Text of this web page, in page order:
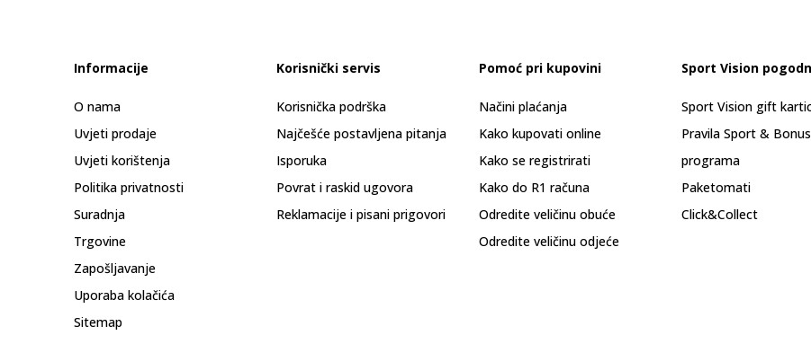
Informacije
O nama
Uvjeti prodaje
Uvjeti korištenja
Politika privatnosti
Suradnja
Trgovine
Zapošljavanje
Uporaba kolačića
Sitemap
Korisnički servis
Korisnička podrška
Najčešće postavljena pitanja
Isporuka
Povrat i raskid ugovora
Reklamacije i pisani prigovori
Pomoć pri kupovini
Načini plaćanja
Kako kupovati online
Kako se registrirati
Kako do R1 računa
Odredite veličinu obuće
Odredite veličinu odjeće
Sport Vision
Sport Vision gift
Pravila Sport & Bonus
programa
Paketomati
Click&Collect